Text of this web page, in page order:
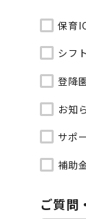
保育
シフ
登降
お知
サポ
補助
ご質問